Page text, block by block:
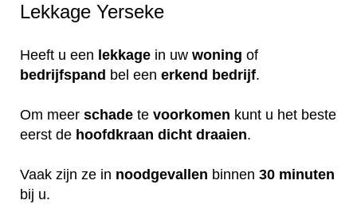
Lekkage Yerseke
Heeft u een lekkage in uw woning of
bedrijfspand bel een erkend bedrijf.
Om meer schade te voorkomen kunt u het beste
eerst de hoofdkraan dicht draaien.
Vaak zijn ze in noodgevallen binnen 30 minuten
bij u.